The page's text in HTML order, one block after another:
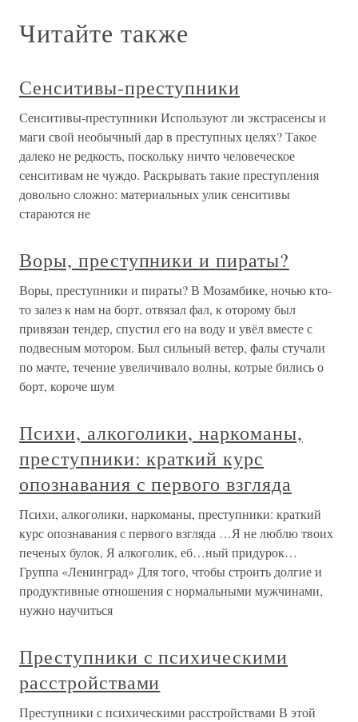
Читайте также
Сенситивы-преступники
Сенситивы-преступники Используют ли экстрасенсы и
маги свой необычный дар в преступных целях? Такое
далеко не редкость, поскольку ничто человеческое
сенситивам не чуждо. Раскрывать такие преступления
довольно сложно: материальных улик сенситивы
стараются не
Воры, преступники и пираты?
Воры, преступники и пираты? В Мозамбике, ночью кто-
то залез к нам на борт, отвязал фал, к оторому был
привязан тендер, спустил его на воду и увёл вместе с
подвесным мотором. Был сильный ветер, фалы стучали
по мачте, течение увеличивало волны, котрые бились о
борт, короче шум
Психи, алкоголики, наркоманы,
преступники: краткий курс
опознавания с первого взгляда
Психи, алкоголики, наркоманы, преступники: краткий
курс опознавания с первого взгляда …Я не люблю твоих
печеных булок, Я алкоголик, еб…ный придурок…
Группа «Ленинград» Для того, чтобы строить долгие и
продуктивные отношения с нормальными мужчинами,
нужно научиться
Преступники с психическими
расстройствами
Преступники с психическими расстройствами В этой